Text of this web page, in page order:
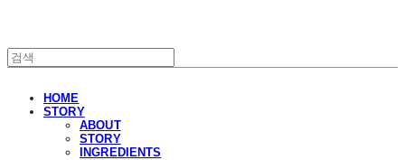
HOME
STORY
ABOUT
STORY
INGREDIENTS